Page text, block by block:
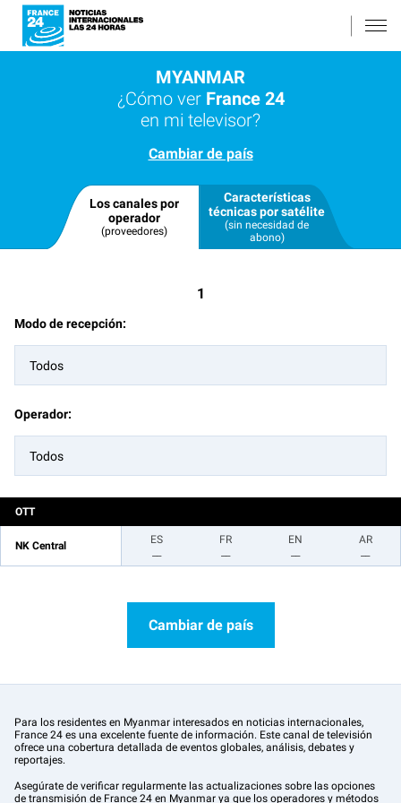
MYANMAR
¿Cómo ver France 24
en mi televisor?
Cambiar de país
Los canales por
operador
(proveedores)
Características
técnicas por satélite
(sin necesidad de
abono)
1
Modo de recepción:
Todos
Operador:
Todos
OTT
NK Central
ES
FR
EN
AR
Cambiar de país
Para los residentes en Myanmar interesados en noticias internacionales,
France 24 es una excelente fuente de información. Este canal de televisión
ofrece una cobertura detallada de eventos globales, análisis, debates y
reportajes.
Asegúrate de verificar regularmente las actualizaciones sobre las opciones
de transmisión de France 24 en Myanmar ya que los operadores y métodos